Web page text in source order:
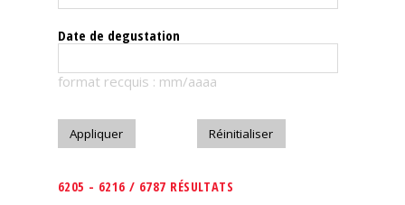
Le
magazine
Télécharger
Date de degustation
format recquis : mm/aaaa
6205 - 6216 / 6787 RÉSULTATS